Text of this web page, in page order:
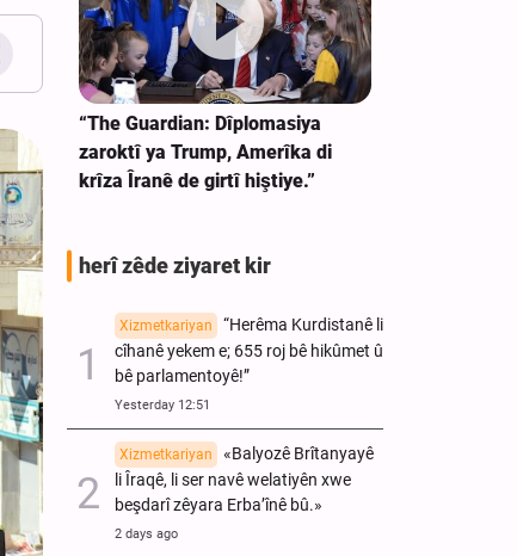
“The Guardian: Dîplomasiya
zaroktî ya Trump, Amerîka di
krîza Îranê de girtî hiştiye.”
herî zêde ziyaret kir
Xizmetkariyan
“Herêma Kurdistanê li
cîhanê yekem e; 655 roj bê hikûmet û
bê parlamentoyê!”
Yesterday 12:51
Xizmetkariyan
«Balyozê Brîtanyayê
li Îraqê, li ser navê welatiyên xwe
beşdarî zêyara Erba’înê bû.»
2 days ago